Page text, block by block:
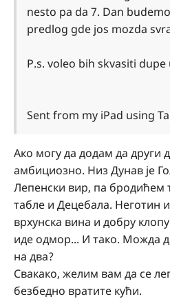
nesto pa da 7. Dan
predlog gde jos mozda
P.s. voleo bih skvasiti
Sent from my iPad using
Ако могу да додам да други
амбициозно. Низ Дунав је
Лепенски вир, па бродићем
табле и Децебала. Неготин
врхунска вина и добру
иде одмор... И тако. Можда
на два?
Свакако, желим вам да се
безбедно вратите кући.